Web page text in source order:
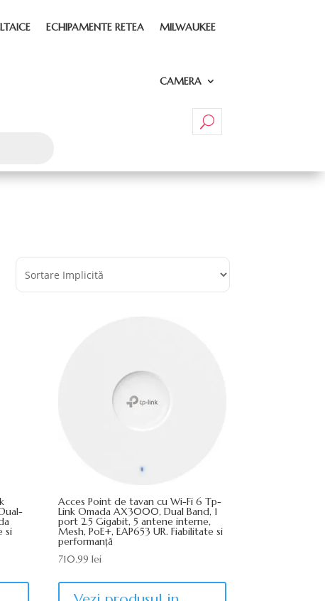
ECHIPAMENTE RETEA MILWAUKEE
CAMERA
si
Acces Point de tavan cu Wi-Fi 6 Tp-
Link Omada AX3000, Dual Band, 1
port 2.5 Gigabit, 5 antene interne,
Mesh, PoE+, EAP653 UR. Fiabilitate si
performanță
710.99lei